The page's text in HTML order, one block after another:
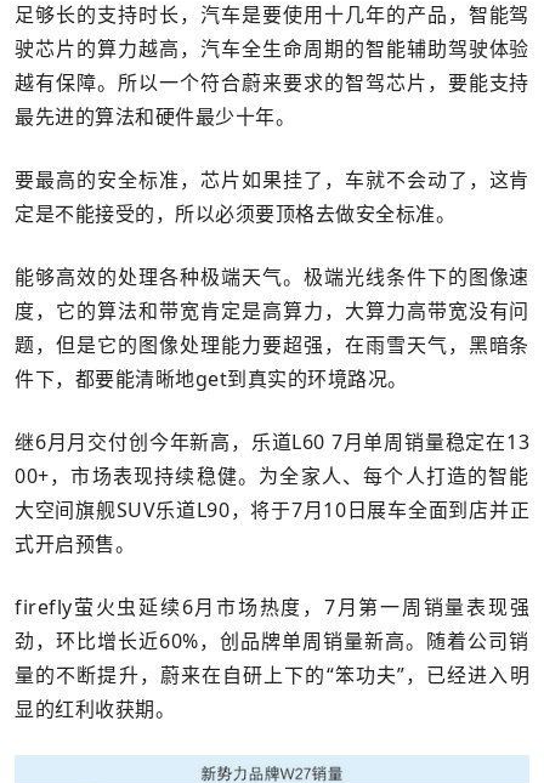
足够长的支持时长，汽车是要使用十几年的产品，智能驾
驶芯片的算力越高，汽车全生命周期的智能辅助驾驶体验
越有保障。所以一个符合蔚来要求的智驾芯片，要能支持
最先进的算法和硬件最少十年。
要最高的安全标准，芯片如果挂了，车就不会动了，这肯
定是不能接受的，所以必须要顶格去做安全标准。
能够高效的处理各种极端天气。极端光线条件下的图像速
度，它的算法和带宽肯定是高算力，大算力高带宽没有问
题，但是它的图像处理能力要超强，在雨雪天气，黑暗条
件下，都要能清晰地get到真实的环境路况。
继6月月交付创今年新高，乐道L60 7月单周销量稳定在13
00+，市场表现持续稳健。为全家人、每个人打造的智能
大空间旗舰SUV乐道L90，将于7月10日展车全面到店并正
式开启预售。
firefly萤火虫延续6月市场热度，7月第一周销量表现强
劲，环比增长近60%，创品牌单周销量新高。随着公司销
量的不断提升，蔚来在自研上下的“笨功夫”，已经进入明
显的红利收获期。